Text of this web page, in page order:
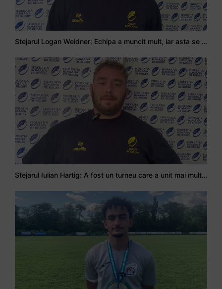
Stejarul Logan Weidner: Echipa a muncit mult, iar asta se va vedea în meciurile de la Nations Cup
Stejarul Iulian Hartig: A fost un turneu care a unit mai mult echipa